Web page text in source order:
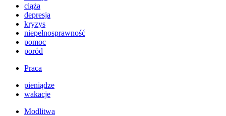
ciąża
depresja
kryzys
niepełnosprawność
pomoc
poród
Praca
pieniądze
wakacje
Modlitwa